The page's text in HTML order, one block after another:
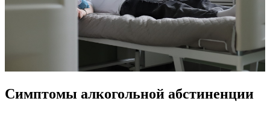
Симптомы алкогольной абстиненции